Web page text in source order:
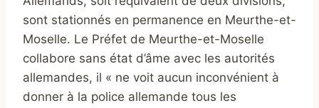
sont stationnés en permanence en Meurthe-et-
Moselle. Le Préfet de Meurthe-et-Moselle
collabore sans état d’âme avec les autorités
allemandes, il « ne voit aucun inconvénient à
donner à la police allemande tous les